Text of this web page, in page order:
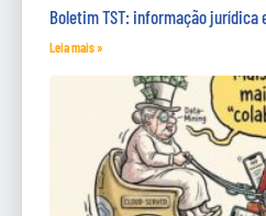
Boletim TST: informação jurídica
Leia mais »